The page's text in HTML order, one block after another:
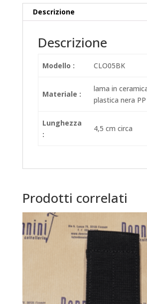
Descrizione
Descrizione
Modello : CLO05BK
Materiale :
lama in
plastica nera PP
Lunghezza
:
4,5 cm circa
Prodotti correlati